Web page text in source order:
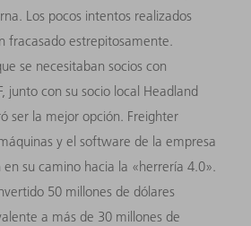
Los pocos intentos realizados
fracasado estrepitosamente.
se necesitaban socios con
junto con su socio local Headland
ser la mejor opción. Freighter
y el software de la empresa
su camino hacia la «herrería 4.0».
50 millones de dólares
a más de 30 millones de